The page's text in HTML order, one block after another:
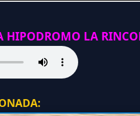
HIPODROMO LA